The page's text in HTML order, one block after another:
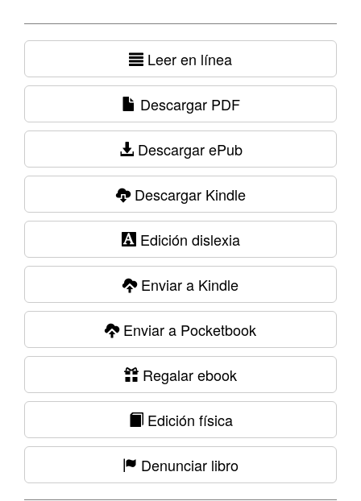
Leer en línea
Descargar PDF
Descargar ePub
Descargar Kindle
Edición dislexia
Enviar a Kindle
Enviar a Pocketbook
Regalar ebook
Edición física
Denunciar libro